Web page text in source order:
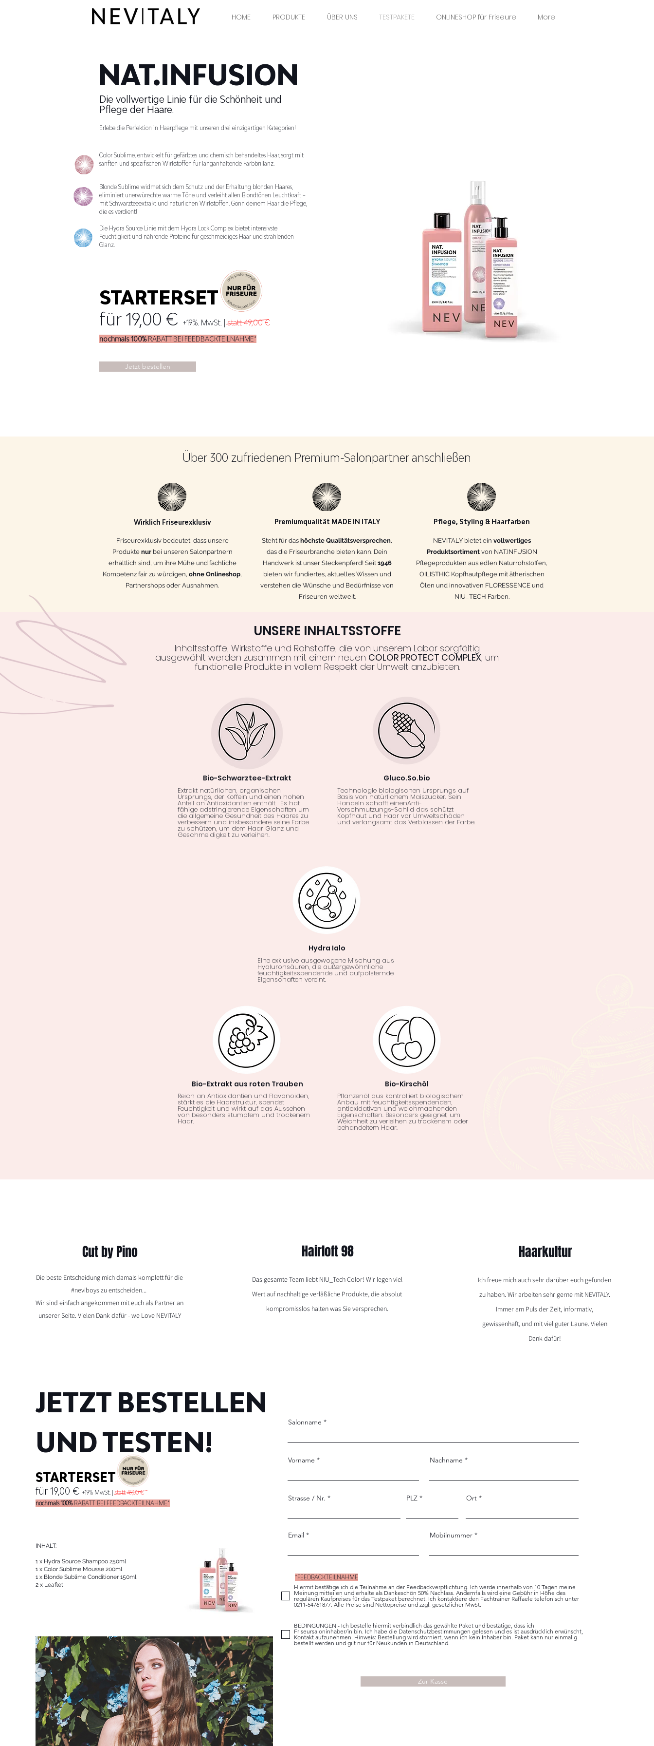
HOME PRODUKTE ÜBER UNS TESTPAKETE ONLINESHOP für Friseure More
NAT.INFUSION
Die vollwertige Linie für die Schönheit und
Pflege der Haare.
Erlebe die Perfektion in Haarpflege mit unseren drei einzigartigen Kategorien!
Color Sublime, entwickelt für gefärbtes und chemisch behandeltes Haar, sorgt mit
sanften und spezifischen Wirkstoffen für langanhaltende Farbbrillanz.
Blonde Sublime widmet sich dem Schutz und der Erhaltung blonden Haares,
eliminiert unerwünschte warme Töne und verleiht allen Blondtönen Leuchtkraft –
mit Schwarzteeextrakt und natürlichen Wirkstoffen. Gönn deinem Haar die Pflege,
die es verdient!
Die Hydra Source Linie mit dem Hydra Lock Complex bietet intensivste
Feuchtigkeit und nährende Proteine für geschmeidiges Haar und strahlenden
Glanz.
für 19,00 € +19%. MwSt. |statt 49,00 €
STARTERSET
nochmals 100%RABATT BEI FEEDBACKTEILNAHME*
Jetzt bestellen
Über 300 zufriedenen Premium-Salonpartner anschließen
Wirklich Friseurexklusiv
Friseurexklusiv bedeutet, dass unsere
Produkte nurbei unseren Salonpartnern
erhältlich sind, um ihre Mühe und fachliche
Kompetenz fair zu würdigen, ohne Onlineshop,
Partnershops oder Ausnahmen.
Premiumqualität MADE IN ITALY
Steht für das höchste Qualitätsversprechen,
das die Friseurbranche bieten kann. Dein
Handwerk ist unser Steckenpferd! Seit 1946
bieten wir fundiertes, aktuelles Wissen und
verstehen die Wünsche und Bedürfnisse von
Friseuren weltweit.
Pflege, Styling & Haarfarben
NEVITALY bietet ein vollwertiges
Produktsortimentvon NAT.INFUSION
Pflegeprodukten aus edlen Naturrohstoffen,
OILISTHIC Kopfhautpflege mit ätherischen
Ölen und innovativen FLORESSENCE und
NIU_TECH Farben.
Inhaltsstoffe, Wirkstoffe und Rohstoffe, die von unserem Labor sorgfältig
ausgewählt werden zusammen mit einem neuen COLOR PROTECT COMPLEX, um
funktionelle Produkte in vollem Respekt der Umwelt anzubieten.
Bio-Schwarztee-Extrakt
​​Extrakt natürlichen, organischen
Ursprungs, der Koffein und einen hohen
Anteil an Antioxidantien enthält. Es hat
fähige adstringierende Eigenschaften um
die allgemeine Gesundheit des Haares zu
verbessern und insbesondere seine Farbe
zu schützen, um dem Haar Glanz und
Geschmeidigkeit zu verleihen.
Gluco.So.bio
Technologie biologischen Ursprungs auf
Basis von natürlichem Maiszucker. Sein
Handeln schafft einenAnti-
Verschmutzungs-Schild das schützt
Kopfhaut und Haar vor Umweltschäden
und verlangsamt das Verblassen der Farbe.
Hydra Ialo
Eine exklusive ausgewogene Mischung aus
Hyaluronsäuren, die außergewöhnliche
feuchtigkeitsspendende und aufpolsternde
Eigenschaften vereint.
Bio-Extrakt aus roten Trauben
Reich an Antioxidantien und Flavonoiden,
stärkt es die Haarstruktur, spendet
Feuchtigkeit und wirkt auf das Aussehen
von besonders stumpfem und trockenem
Haar.
Bio-Kirschöl
Pflanzenöl aus kontrolliert biologischem
Anbau mit feuchtigkeitsspendenden,
antioxidativen und weichmachenden
Eigenschaften. Besonders geeignet, um
Weichheit zu verleihen zu trockenem oder
behandeltem Haar.
UNSERE INHALTSSTOFFE
Cut by Pino
Die beste Entscheidung mich damals komplett für die
#neviboys zu entscheiden...
Wir sind einfach angekommen mit euch als Partner an
unserer Seite. Vielen Dank dafür - we Love NEVITALY
Hairloft 98
Das gesamte Team liebt NIU_Tech Color! Wir legen viel
Wert auf nachhaltige verläßliche Produkte, die absolut
kompromisslos halten was Sie versprechen.
Haarkultur
Ich freue mich auch sehr darüber euch gefunden
zu haben. Wir arbeiten sehr gerne mit NEVITALY.
Immer am Puls der Zeit, informativ,
gewissenhaft, und mit viel guter Laune. Vielen
Dank dafür!
JETZT BESTELLEN
UND TESTEN!
für 19,00 € +19% MwSt. |statt 49,00 €
STARTERSET
nochmals 100%RABATT BEI FEEDBACKTEILNAHME*
INHALT:
1 x Hydra Source Shampoo 250ml
1 x Color Sublime Mousse 200ml
1 x Blonde Sublime Conditioner 150ml
2 x Leaflet
Salonname
Vorname Nachname
Strasse / Nr. PLZ Ort
Email Mobilnummer
*FEEDBACKTEILNAHME
Hiermit bestätige ich die Teilnahme an der Feedbackverpflichtung. Ich werde innerhalb von 10 Tagen meine
Meinung mitteilen und erhalte als Dankeschön 50% Nachlass. Andernfalls wird eine Gebühr in Höhe des
regulären Kaufpreises für das Testpaket berechnet. Ich kontaktiere den Fachtrainer Raffaele telefonisch unter
0211-54761877. Alle Preise sind Nettopreise und zzgl. gesetzlicher MwSt.
BEDINGUNGEN - Ich bestelle hiermit verbindlich das gewählte Paket und bestätige, dass ich
Friseursaloninhaber/in bin. Ich habe die Datenschutzbestimmungen gelesen und es ist ausdrücklich erwünscht,
Kontakt aufzunehmen. Hinweis: Bestellung wird storniert, wenn ich kein Inhaber bin. Paket kann nur einmalig
bestellt werden und gilt nur für Neukunden in Deutschland.
Zur Kasse